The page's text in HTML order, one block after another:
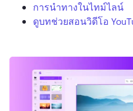
การนำทางในไทม์ไลน์
ดูบทช่วยสอนวิดีโอ